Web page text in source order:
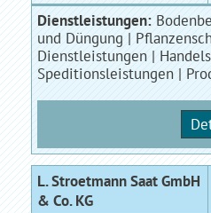
Dienstleistungen:
und Düngung |
Dienstleistungen |
Speditionsleistungen |
L. Stroetmann Saat GmbH
& Co. KG